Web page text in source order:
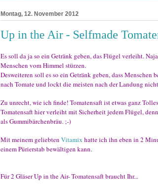
Montag, 12. November 2012
Up in the Air - Selfmade
Es soll da ja so ein Getränk geben, das Flügel verleiht.
Menschen vom Himmel stürzen.
Desweiteren soll es so ein Getränk geben, dass
nach Tomate und lockt die meisten nach der Landung
Zu unrecht, wie ich finde! Tomatensaft ist etwas ganz
Tomatensaft hier verleiht mit Sicherheit jedem Flügel,
als Gummibärchenbräu. ;-)
Mit meinem geliebten Vitamix hatte ich ihn eben in 2
einem Pürierstab bewältigen kann.
Für 2 Gläser Up in the Air- Tomatensaft braucht Ihr...